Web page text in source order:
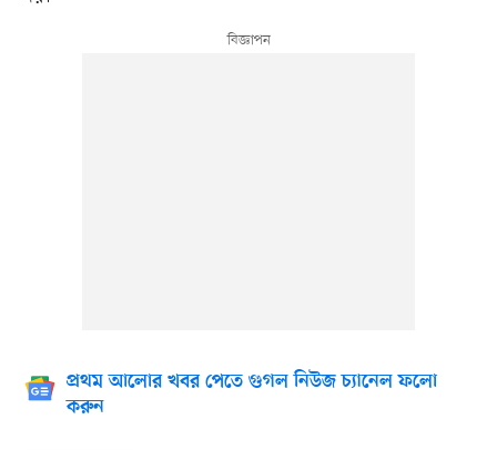
প্রথম আলোর খবর পেতে গুগল নিউজ চ্যানেল ফলো
করুন